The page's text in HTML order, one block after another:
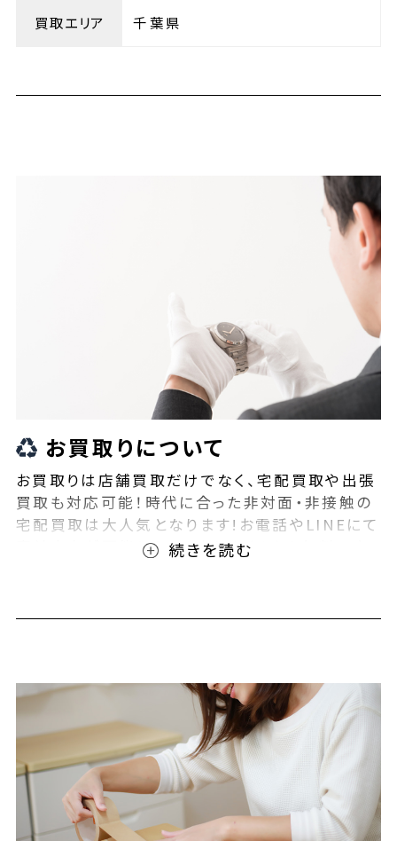
買取エリア 千葉県
お買取りについて
お買取りは店舗買取だけでなく、宅配買取や出張
買取も対応可能！時代に合った非対面・非接触の
宅配買取は大人気となります!お電話やLINEにて
事前査定が可能となっております！また無料の宅